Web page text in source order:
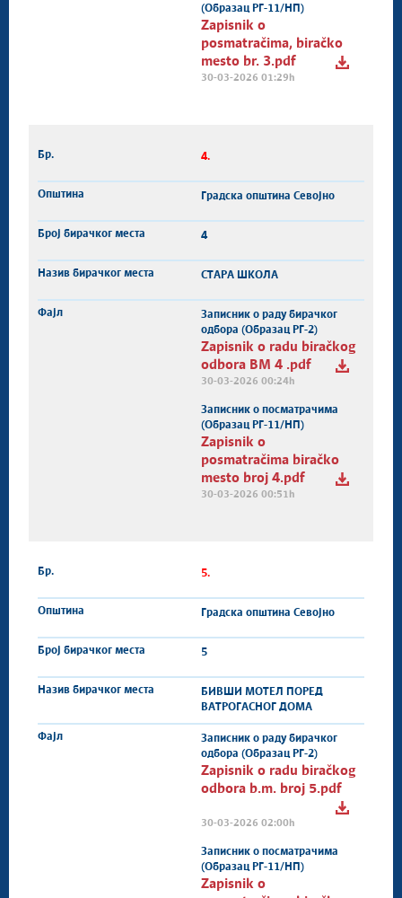
(Образац РГ-11/НП)
Zapisnik o
posmatračima, biračko
mesto br. 3.pdf
30-03-2026 01:29h
4.
Градска општина Севојно
4
СТАРА ШКОЛА
Записник о раду бирачког
одбора (Образац РГ-2)
Zapisnik o radu biračkog
odbora BM 4 .pdf
30-03-2026 00:24h
Записник о посматрачима
(Образац РГ-11/НП)
Zapisnik o
posmatračima biračko
mesto broj 4.pdf
30-03-2026 00:51h
5.
Градска општина Севојно
5
БИВШИ МОТЕЛ ПОРЕД
ВАТРОГАСНОГ ДОМА
Записник о раду бирачког
одбора (Образац РГ-2)
Zapisnik o radu biračkog
odbora b.m. broj 5.pdf
30-03-2026 02:00h
Записник о посматрачима
(Образац РГ-11/НП)
Zapisnik o